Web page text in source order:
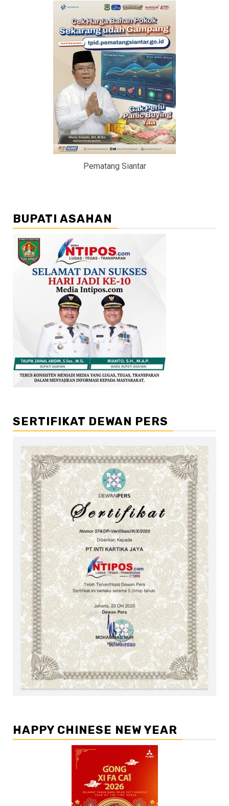
Pematang Siantar
BUPATI ASAHAN
SERTIFIKAT DEWAN PERS
HAPPY CHINESE NEW YEAR